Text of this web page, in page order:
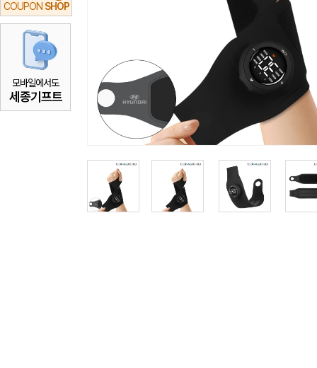
COUPON SHOP
모바일에서도
세종기프트